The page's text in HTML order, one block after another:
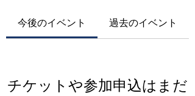
今後のイベント 過去のイベント
チケットや参加申込はまだ